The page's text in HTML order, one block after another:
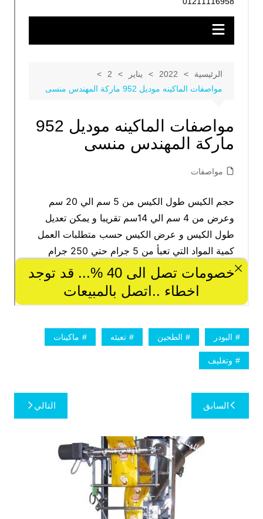
البودر الطحين تعبئه ماكينات
وتغليف
تصفّح
المقالات
السابق التالي